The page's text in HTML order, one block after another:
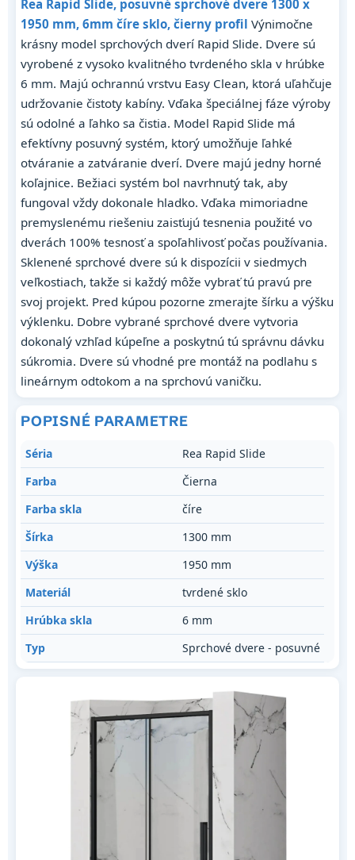
Rea Rapid Slide, posuvné sprchové dvere 1300 x
1950 mm, 6mm číre sklo, čierny profil Výnimočne
krásny model sprchových dverí Rapid Slide. Dvere sú
vyrobené z vysoko kvalitného tvrdeného skla v hrúbke
6 mm. Majú ochrannú vrstvu Easy Clean, ktorá uľahčuje
udržovanie čistoty kabíny. Vďaka špeciálnej fáze výroby
sú odolné a ľahko sa čistia. Model Rapid Slide má
efektívny posuvný systém, ktorý umožňuje ľahké
otváranie a zatváranie dverí. Dvere majú jedny horné
koľajnice. Bežiaci systém bol navrhnutý tak, aby
fungoval vždy dokonale hladko. Vďaka mimoriadne
premyslenému riešeniu zaisťujú tesnenia použité vo
dverách 100% tesnosť a spoľahlivosť počas používania.
Sklenené sprchové dvere sú k dispozícii v siedmych
veľkostiach, takže si každý môže vybrať tú pravú pre
svoj projekt. Pred kúpou pozorne zmerajte šírku a výšku
výklenku. Dobre vybrané sprchové dvere vytvoria
dokonalý vzhľad kúpeľne a poskytnú tú správnu dávku
súkromia. Dvere sú vhodné pre montáž na podlahu s
lineárnym odtokom a na sprchovú vaničku.
POPISNÉ PARAMETRE
Séria
Rea Rapid Slide
Farba
Čierna
Farba skla
číre
Šírka
1300 mm
Výška
1950 mm
Materiál
tvrdené sklo
Hrúbka skla
6 mm
Typ
Sprchové dvere - posuvné